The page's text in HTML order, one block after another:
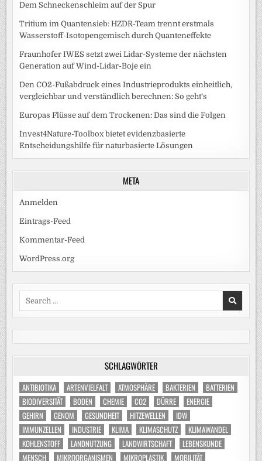
Dem Schneckenschleim auf der Spur
Tritium im Quantensieb: HZDR-Team trennt erstmals
Wasserstoff-Isotopengemisch durch Quanteneffekte
Fraunhofer IWES setzt zwei Lidar-Systeme der nächsten
Generation auf Wind-Lidar-Boje ein
Den CO2-Fußabdruck eines Industrieprodukts einheitlich,
vergleichbar und verständlich berechnen: So geht‘s
Europas Flüsse auf dem Trockenen: Das sind die Folgen
Invest4Nature-Toolbox bietet evidenzbasierte
Entscheidungshilfe für naturbasierte Lösungen
META
Anmelden
Eintrags-Feed
Kommentar-Feed
WordPress.org
Search
SCHLAGWÖRTER
ANTIBIOTIKA ARTENVIELFALT ATMOSPHÄRE BAKTERIEN
BATTERIEN
BIODIVERSITÄT
BODEN CHEMIE CO2 DÜRRE
ENERGIE
GEHIRN
GENOM GESUNDHEIT HITZEWELLEN
IDW
IMMUNZELLEN
INDUSTRIE KLIMA KLIMASCHUTZ
KLIMAWANDEL
KOHLENSTOFF
LANDNUTZUNG LANDWIRTSCHAFT
LEBENSKUNDE
MENSCH
MIKROORGANISMEN MIKROPLASTIK
MOBILITÄT